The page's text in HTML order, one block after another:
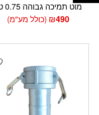
מוט תמיכה גבוהה 0.75 טון
₪490 (כולל מע"מ)